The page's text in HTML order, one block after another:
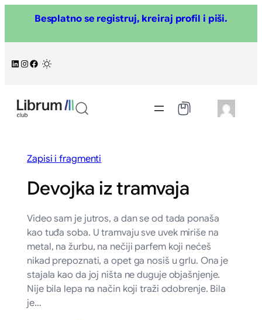
sadržaj
Besplatno se registruj, kreiraj profil i piši.
LinkedIn
Instagram
Facebook
Zapisi i fragmenti
Devojka iz tramvaja
Video sam je jutros, a dan se od tada ponaša
kao tuđa soba. U tramvaju sve uvek miriše na
metal, na žurbu, na nečiji parfem koji nećeš
nikad prepoznati, a opet ga nosiš u grlu. Ona je
stajala kao da joj ništa ne duguje objašnjenje.
Nije bila lepa na način koji traži odobrenje. Bila
je…